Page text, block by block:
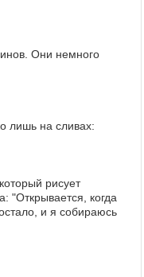
Они немного
лишь на сливах:
рисует
"Открывается, когда
и я собираюсь